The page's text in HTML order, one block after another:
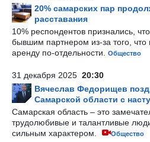
20% самарских пар
расставания
10% респондентов признались,
бывшим партнером из-за того, что
аренду по-отдельности.
Общество
31 декабря 2025 20:30
Вячеслав Федорищев
Самарской области с
Самарская область – это
трудолюбивые и талантливые
сильным характером.
Общество